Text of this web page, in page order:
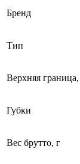
Бренд
Тип
Верхняя
Губки
Вес брутто, г